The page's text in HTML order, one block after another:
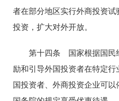
者在部分地区实行外商投资
投资，扩大对外开放。
第十四条 国家根据国民
励和引导外国投资者在特定
国投资者、外商投资企业可